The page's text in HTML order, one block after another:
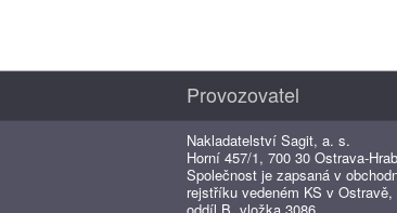
Provozovatel
Nakladatelství Sagit, a. s.
Horní 457/1, 700 30 Ostrava-
Společnost je zapsaná v
rejstříku vedeném KS v Ostravě,